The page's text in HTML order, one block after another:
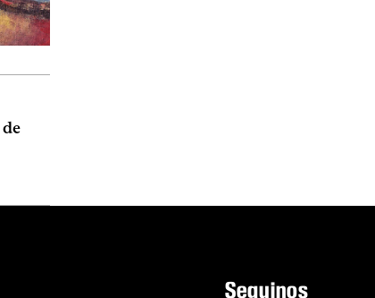
Seguinos